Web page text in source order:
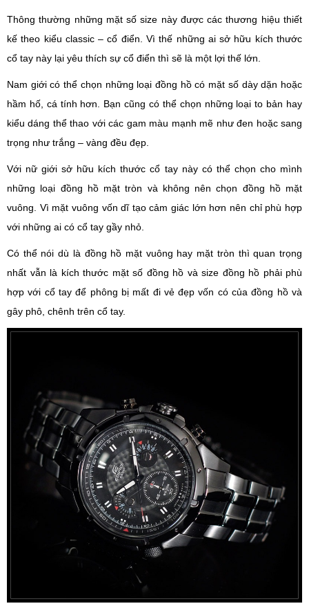
Thông thường những mặt số size này được các thương hiệu thiết
kế theo kiểu classic – cổ điển. Vì thế những ai sở hữu kích thước
cổ tay này lại yêu thích sự cổ điển thì sẽ là một lợi thế lớn.
Nam giới có thể chọn những loại đồng hồ có mặt số dày dặn hoặc
hầm hố, cá tính hơn. Bạn cũng có thể chọn những loại to bản hay
kiểu dáng thể thao với các gam màu mạnh mẽ như đen hoặc sang
trọng như trắng – vàng đều đẹp.
Với nữ giới sở hữu kích thước cổ tay này có thể chọn cho mình
những loại đồng hồ mặt tròn và không nên chọn đồng hồ mặt
vuông. Vì mặt vuông vốn dĩ tạo cảm giác lớn hơn nên chỉ phù hợp
với những ai có cổ tay gầy nhỏ.
Có thể nói dù là đồng hồ mặt vuông hay mặt tròn thì quan trọng
nhất vẫn là kích thước mặt số đồng hồ và size đồng hồ phải phù
hợp với cổ tay để phông bị mất đi vẻ đẹp vốn có của đồng hồ và
gây phô, chênh trên cổ tay.